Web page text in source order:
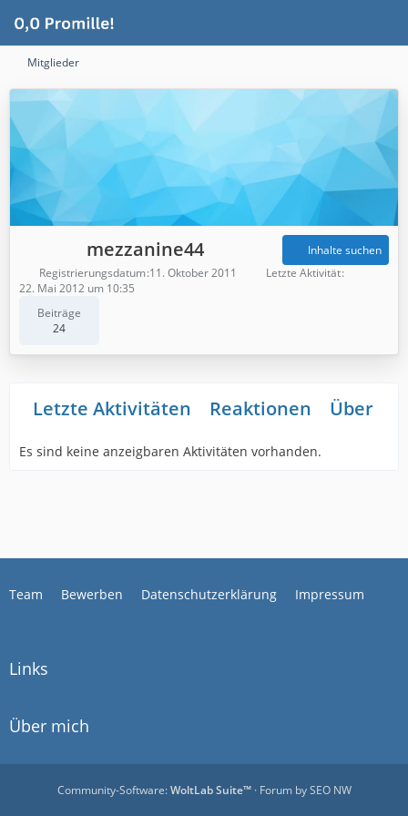
Mitglieder
mezzanine44
Beiträge
24
Inhalte suchen
Registrierungsdatum 11. Oktober 2011
Letzte Aktivität
22. Mai 2012 um 10:35
Letzte Aktivitäten Reaktionen Über
Es sind keine anzeigbaren Aktivitäten vorhanden.
Team Bewerben Datenschutzerklärung Impressum
Links
Über mich
Community-Software:WoltLab Suite™· Forum bySEO NW